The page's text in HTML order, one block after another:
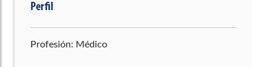
Perfil
Profesión: Médico